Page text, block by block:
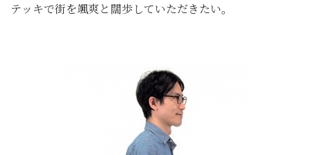
テッキで街を颯爽と闊歩していただきたい。